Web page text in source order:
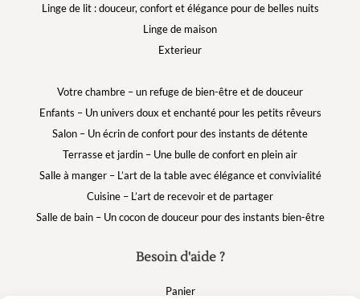
Besoin d'aide ?
Panier
Linge de lit : douceur, confort et élégance pour de belles nuits
Linge de maison
Exterieur
Votre chambre – un refuge de bien-être et de douceur
Enfants – Un univers doux et enchanté pour les petits rêveurs
Salon – Un écrin de confort pour des instants de détente
Terrasse et jardin – Une bulle de confort en plein air
Salle à manger – L’art de la table avec élégance et convivialité
Cuisine – L’art de recevoir et de partager
Salle de bain – Un cocon de douceur pour des instants bien-être